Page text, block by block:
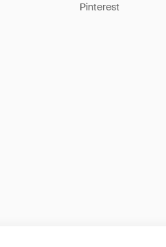
Pinterest